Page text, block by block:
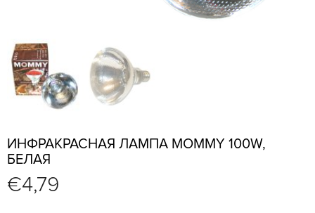
ИНФРАКРАСНАЯ ЛАМПА MOMMY 100W,
БЕЛАЯ
€4,79